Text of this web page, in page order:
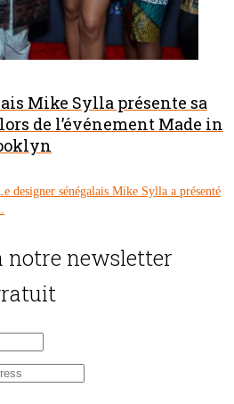
Mike Sylla présente sa
de l’événement Made in
designer sénégalais Mike Sylla a présenté
notre newsletter